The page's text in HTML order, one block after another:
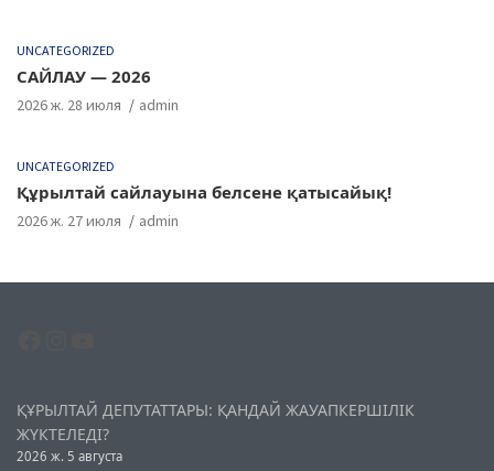
UNCATEGORIZED
САЙЛАУ — 2026
2026 ж. 28 июля admin
UNCATEGORIZED
Құрылтай сайлауына белсене қатысайық!
2026 ж. 27 июля admin
ҚҰРЫЛТАЙ ДЕПУТАТТАРЫ: ҚАНДАЙ ЖАУАПКЕРШІЛІК
ЖҮКТЕЛЕДІ?
2026 ж. 5 августа